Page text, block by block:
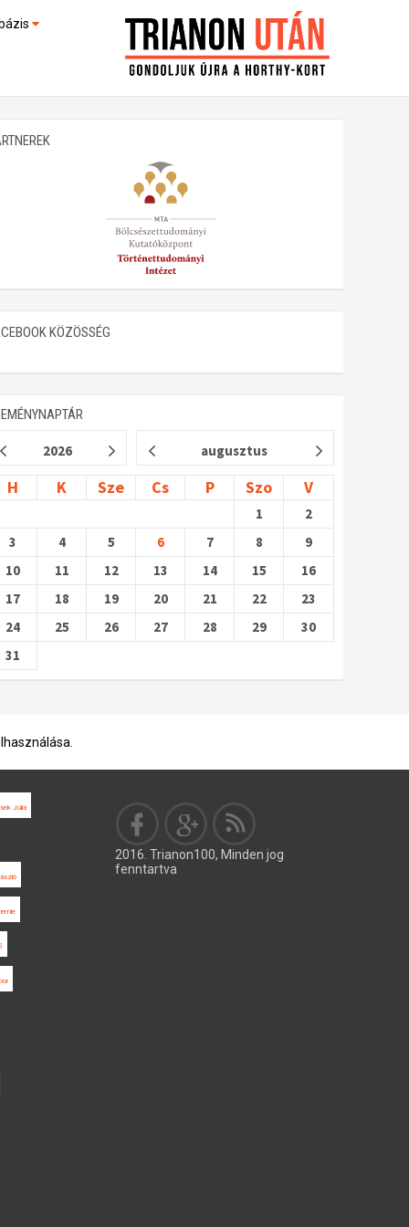
(feltöltés alatt)
KÖZÖSSÉG
2026 augusztus
H K Sze Cs P Szo V
1
2
3
4 5 6 7 8
9
10
11 12 13 14 15
16
17
18 19 20 21 22
23
24
25 26 27 28 29
30
31
Júlia
2016. Trianon100, Minden jog
fenntartva